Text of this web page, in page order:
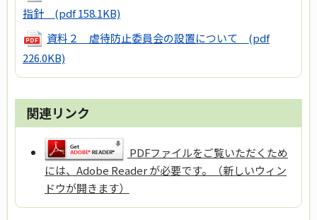
指針 (pdf 158.1KB)
資料２ 虐待防止委員会の設置について (pdf
226.0KB)
関連リンク
PDFファイルをご覧いただくため
には、Adobe Reader が必要です。（新しいウィン
ドウが開きます）